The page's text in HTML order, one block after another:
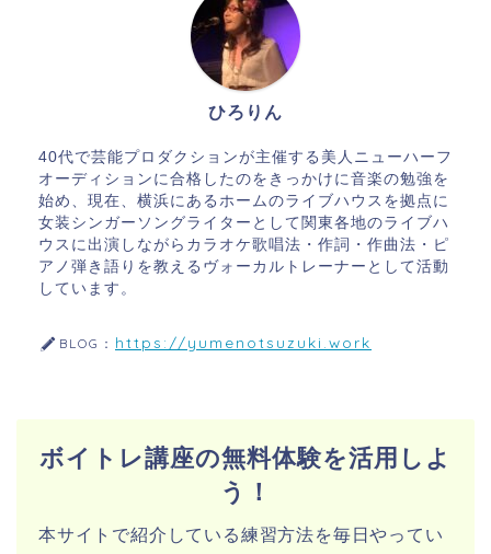
ひろりん
40代で芸能プロダクションが主催する美人ニューハーフ
オーディションに合格したのをきっかけに音楽の勉強を
始め、現在、横浜にあるホームのライブハウスを拠点に
女装シンガーソングライターとして関東各地のライブハ
ウスに出演しながらカラオケ歌唱法・作詞・作曲法・ピ
アノ弾き語りを教えるヴォーカルトレーナーとして活動
しています。
BLOG： https://yumenotsuzuki.work
ボイトレ講座の無料体験を活用しよ
う！
本サイトで紹介している練習方法を毎日やってい